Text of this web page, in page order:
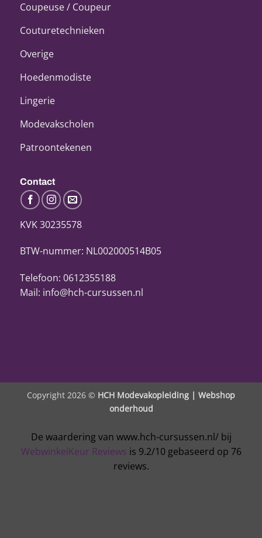
Coupeuse / Coupeur
Couturetechnieken
Overige
Hoedenmodiste
Lingerie
Modevakscholen
Patroontekenen
Contact
KVK 30235578
BTW-nummer: NL002000514B05
Telefoon: 0612355188
Mail: info@hch-cursussen.nl
Copyright 2026 © HCH Modevakopleiding | Webshop
onderhoud
De waardering van www.hch-cursussen.nl/ bij
WebwinkelKeur Reviews is 9.2/10 gebaseerd op 76
reviews.